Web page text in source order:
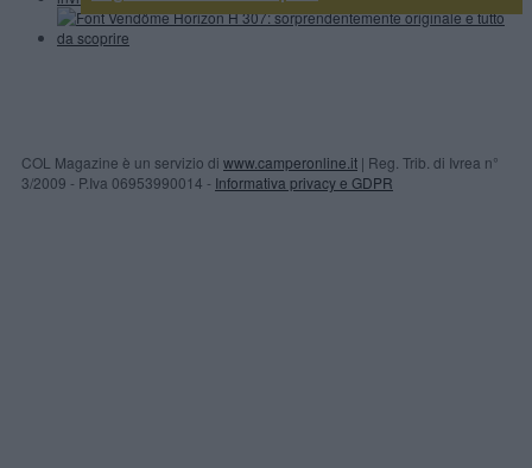
COL Magazine è un servizio di www.camperonline.it | Reg. Trib. di Ivrea n°
3/2009 - P.Iva 06953990014 - Informativa privacy e GDPR